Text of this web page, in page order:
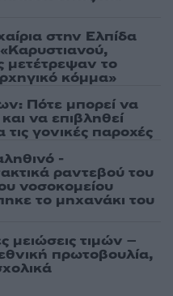
στην Ελπίδα
μετέτρεψαν το
κόμμα»
Πότε μπορεί να
να επιβληθεί
τις γονικές παροχές
-
ραντεβού του
νοσοκομείου
το μηχανάκι του
μειώσεις τιμών –
πρωτοβουλία,